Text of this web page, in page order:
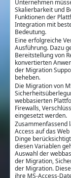
Unternehmen
Skalierbarkeit und
Funktionen der
Integration mit
Bedeutung.
Eine erfolgreiche
Ausführung. Dazu
Bereitstellung von
konvertierten
der Migration
beheben.
Die Migration von
webbasierten
Firewalls,
eingesetzt werden.
Zusammenfassend
Access auf das
Dinge
diesen Variablen
Auswahl der
der Migration,
der Migration.
ihre MS-Access-